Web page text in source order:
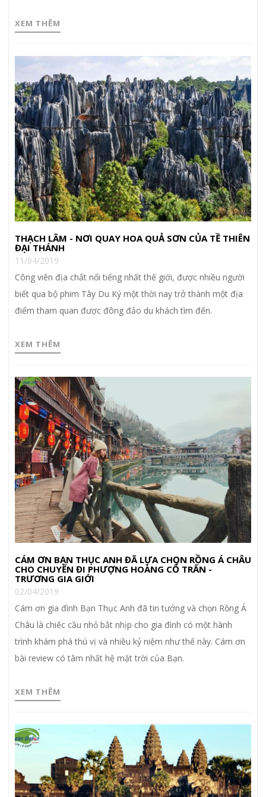
XEM THÊM
THẠCH LÂM - NƠI QUAY HOA QUẢ SƠN CỦA TỀ THIÊN
ĐẠI THÁNH
11/04/2019
Công viên địa chất nổi tiếng nhất thế giới, được nhiều người
biết qua bộ phim Tây Du Ký một thời nay trở thành một địa
điểm tham quan được đông đảo du khách tìm đến.
XEM THÊM
CÁM ƠN BẠN THỤC ANH ĐÃ LỰA CHỌN RỒNG Á CHÂU
CHO CHUYẾN ĐI PHƯỢNG HOÀNG CỔ TRẤN -
TRƯƠNG GIA GIỚI
02/04/2019
Cám ơn gia đình Bạn Thục Anh đã tin tưởng và chọn Rồng Á
Châu là chiếc cầu nhỏ bắt nhịp cho gia đình có một hành
trình khám phá thú vị và nhiều kỷ niệm như thế này. Cám ơn
bài review có tâm nhất hệ mặt trời của Bạn.
XEM THÊM